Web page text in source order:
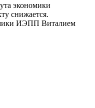
экономики
снижается.
ИЭПП Виталием